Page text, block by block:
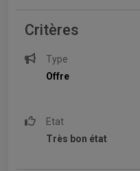
Critères
Type
Offre
Etat
Très bon état